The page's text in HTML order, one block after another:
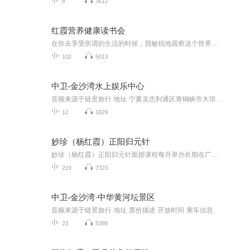
红霞营养健康读书会
102 5013
中卫-金沙湾水上娱乐中心
12 1629
妙珍（杨红霞）正阳归元针
219 7323
中卫-金沙湾·中华黄河坛景区
音频来源于链景旅行 地址 票价描述 开放时间 乘车信息
23 5398